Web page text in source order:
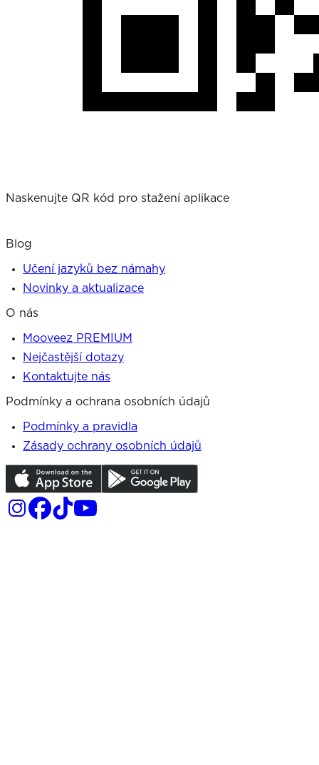
Naskenujte QR kód pro stažení aplikace
Blog
Učení jazyků bez námahy
Novinky a aktualizace
O nás
Mooveez PREMIUM
Nejčastější dotazy
Kontaktujte nás
Podmínky a ochrana osobních údajů
Podmínky a pravidla
Zásady ochrany osobních údajů